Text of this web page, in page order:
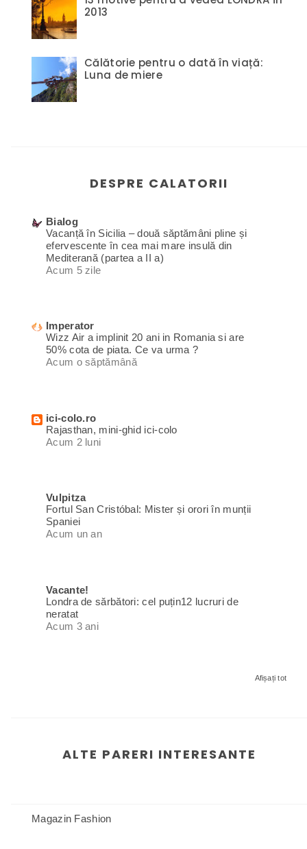
2013
Călătorie pentru o dată în viață:
Luna de miere
DESPRE CALATORII
Bialog
Vacanță în Sicilia – două săptămâni pline și
efervescente în cea mai mare insulă din
Mediterană (partea a II a)
Acum 5 zile
Imperator
Wizz Air a implinit 20 ani in Romania si are
50% cota de piata. Ce va urma ?
Acum o săptămână
ici-colo.ro
Rajasthan, mini-ghid ici-colo
Acum 2 luni
Vulpitza
Fortul San Cristóbal: Mister și orori în munții
Spaniei
Acum un an
Vacante!
Londra de sărbători: cel puțin12 lucruri de
neratat
Acum 3 ani
Afișați tot
ALTE PARERI INTERESANTE
Magazin Fashion